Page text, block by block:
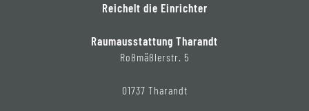
Reichelt die Einrichter
Raumausstattung Tharandt
Roßmäßlerstr. 5
01737 Tharandt